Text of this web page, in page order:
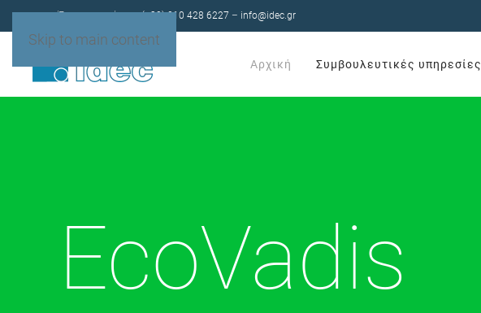
Skip to main content
Έχετε ερωτήσεις;(+30) 210 428 6227 – info@idec.gr
Αρχική Συμβουλευτικές υπηρεσίες
EcoVadis